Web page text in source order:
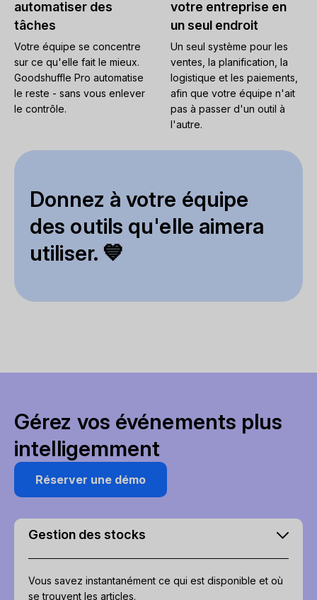
automatiser des
tâches
Votre équipe se concentre
sur ce qu'elle fait le mieux.
Goodshuffle Pro automatise
le reste - sans vous enlever
le contrôle.
votre entreprise en
un seul endroit
Un seul système pour les
ventes, la planification, la
logistique et les paiements,
afin que votre équipe n'ait
pas à passer d'un outil à
l'autre.
Donnez à votre équipe
des outils qu'elle aimera
utiliser. 💙
Gérez vos événements plus
intelligemment
Réserver une démo
Gestion des stocks
Vous savez instantanément ce qui est disponible et où
se trouvent les articles.